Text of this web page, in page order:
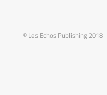
© Les Echos Publishing 2018